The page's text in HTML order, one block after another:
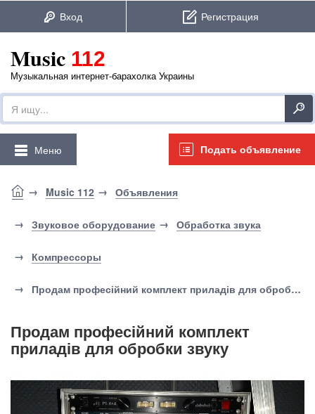
Music 112
Музыкальная интернет-барахолка Украины
Подать объявление
Меню
Music 112 Объявления
Звуковое оборудование Обработка звука
Компрессоры
Продам професійний комплект приладів для обробки звуку
Продам професійний комплект
приладів для обробки звуку